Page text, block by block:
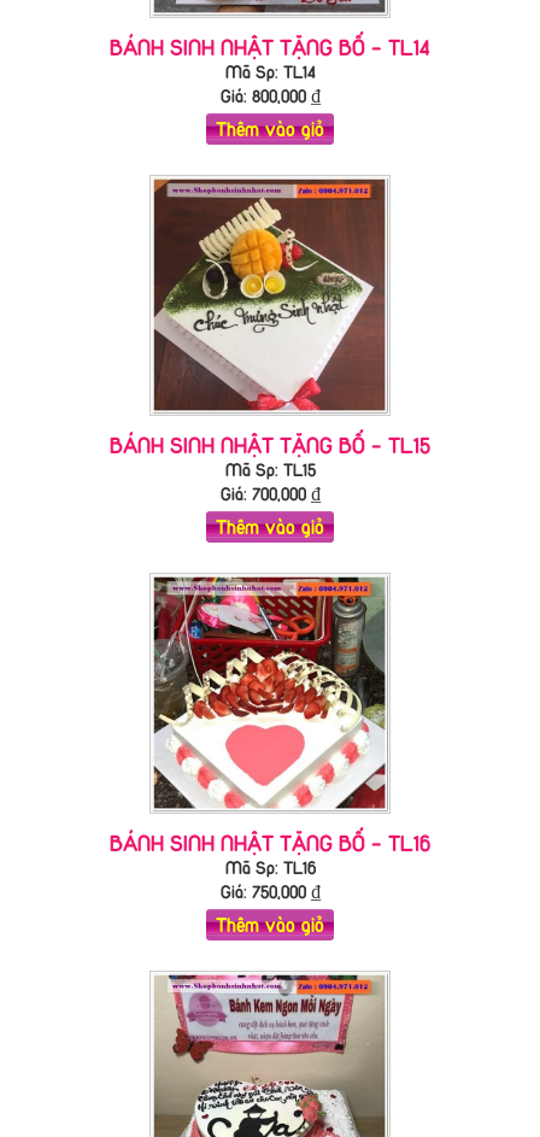
BÁNH SINH NHẬT TẶNG BỐ - TL14
Mã Sp: TL14
Giá: 800,000₫
Thêm vào giỏ
BÁNH SINH NHẬT TẶNG BỐ - TL15
Mã Sp: TL15
Giá: 700,000₫
Thêm vào giỏ
BÁNH SINH NHẬT TẶNG BỐ - TL16
Mã Sp: TL16
Giá: 750,000₫
Thêm vào giỏ